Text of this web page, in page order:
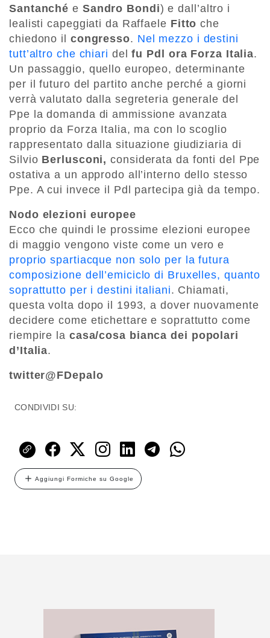
Santanché e Sandro Bondi) e dall’altro i
lealisti capeggiati da Raffaele Fitto che
chiedono il congresso. Nel mezzo i destini
tutt’altro che chiari delfu Pdl ora Forza Italia.
Un passaggio, quello europeo, determinante
per il futuro del partito anche perché a giorni
verrà valutato dalla segreteria generale del
Ppe la domanda di ammissione avanzata
proprio da Forza Italia, ma con lo scoglio
rappresentato dalla situazione giudiziaria di
Silvio Berlusconi, considerata da fonti del Ppe
ostativa a un approdo all’interno dello stesso
Ppe. A cui invece il Pdl partecipa già da tempo.
Nodo elezioni europee
Ecco che quindi le prossime elezioni europee
di maggio vengono viste come un vero e
proprio spartiacque non solo per la futura
composizione dell’emiciclo di Bruxelles, quanto
soprattutto per i destini italiani. Chiamati,
questa volta dopo il 1993, a dover nuovamente
decidere come etichettare e soprattutto come
riempire la casa/cosa bianca dei popolari
d’Italia.
twitter@FDepalo
CONDIVIDI SU:
Aggiungi Formiche su Google